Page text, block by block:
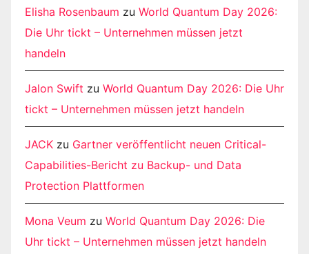
Elisha Rosenbaum zu World Quantum Day 2026:
Die Uhr tickt – Unternehmen müssen jetzt
handeln
Jalon Swift zu World Quantum Day 2026: Die Uhr
tickt – Unternehmen müssen jetzt handeln
JACK zu Gartner veröffentlicht neuen Critical-
Capabilities-Bericht zu Backup- und Data
Protection Plattformen
Mona Veum zu World Quantum Day 2026: Die
Uhr tickt – Unternehmen müssen jetzt handeln